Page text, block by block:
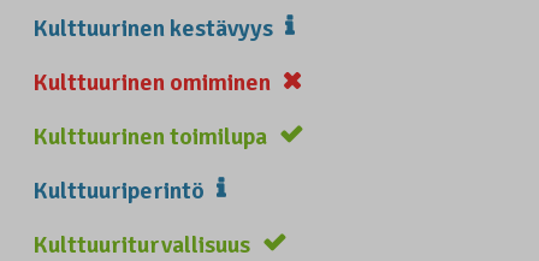
Kulttuurinen kestävyys
Kulttuurinen omiminen
Kulttuurinen toimilupa
Kulttuuriperintö
Kulttuuriturvallisuus